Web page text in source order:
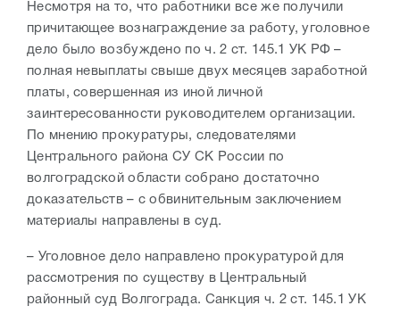
Несмотря на то, что работники все же получили
причитающее вознаграждение за работу, уголовное
дело было возбуждено по ч. 2 ст. 145.1 УК РФ –
полная невыплаты свыше двух месяцев заработной
платы, совершенная из иной личной
заинтересованности руководителем организации.
По мнению прокуратуры, следователями
Центрального района СУ СК России по
волгоградской области собрано достаточно
доказательств – с обвинительным заключением
материалы направлены в суд.
– Уголовное дело направлено прокуратурой для
рассмотрения по существу в Центральный
районный суд Волгограда. Санкция ч. 2 ст. 145.1 УК